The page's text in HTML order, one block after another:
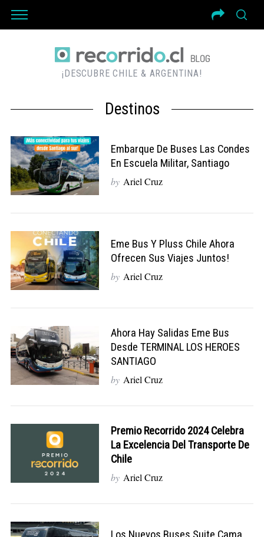
¡DESCUBRE CHILE & ARGENTINA!
Destinos
Embarque De Buses Las Condes
En Escuela Militar, Santiago
by Ariel Cruz
Eme Bus Y Pluss Chile Ahora
Ofrecen Sus Viajes Juntos!
by Ariel Cruz
Ahora Hay Salidas Eme Bus
Desde TERMINAL LOS HEROES
SANTIAGO
by Ariel Cruz
Premio Recorrido 2024 Celebra
La Excelencia Del Transporte De
Chile
by Ariel Cruz